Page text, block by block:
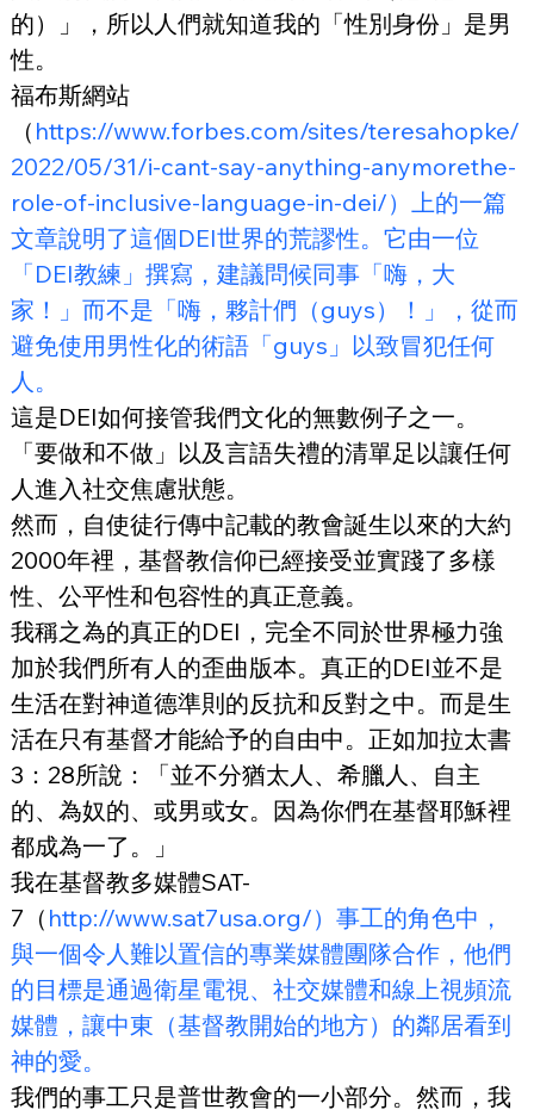
的）」，所以人們就知道我的「性別身份」是男
性。
福布斯網站
（ https://www.forbes.com/sites/teresahopke/
2022/05/31/i-cant-say-anything-anymorethe-
role-of-inclusive-language-in-dei/）上的一篇
文章說明了這個DEI世界的荒謬性。它由一位
「DEI教練」撰寫，建議問候同事「嗨，大
家！」而不是「嗨，夥計們（guys）！」，從而
避免使用男性化的術語「guys」以致冒犯任何
人。
這是DEI如何接管我們文化的無數例子之一。
「要做和不做」以及言語失禮的清單足以讓任何
人進入社交焦慮狀態。
然而，自使徒行傳中記載的教會誕生以來的大約
2000年裡，基督教信仰已經接受並實踐了多樣
性、公平性和包容性的真正意義。
我稱之為的真正的DEI，完全不同於世界極力強
加於我們所有人的歪曲版本。真正的DEI並不是
生活在對神道德準則的反抗和反對之中。而是生
活在只有基督才能給予的自由中。正如加拉太書
3：28所說：「並不分猶太人、希臘人、自主
的、為奴的、或男或女。因為你們在基督耶穌裡
都成為一了。」
我在基督教多媒體SAT-
7（ http://www.sat7usa.org/）事工的角色中，
與一個令人難以置信的專業媒體團隊合作，他們
的目標是通過衛星電視、社交媒體和線上視頻流
媒體，讓中東（基督教開始的地方）的鄰居看到
神的愛。
我們的事工只是普世教會的一小部分。然而，我